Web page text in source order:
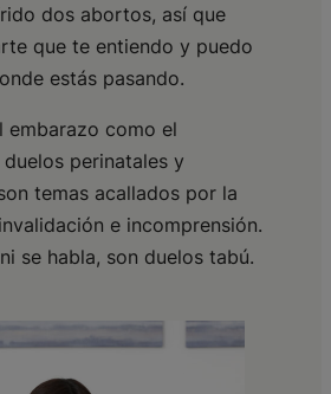
dos abortos, así que
que te entiendo y puedo
estás pasando.
embarazo como el
perinatales y
temas acallados por la
e incomprensión.
se habla, son duelos tabú.